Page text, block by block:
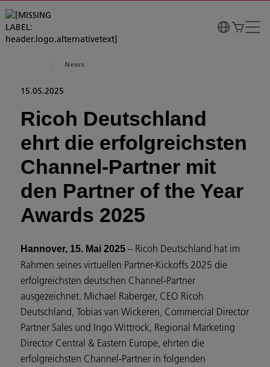
News
15.05.2025
Ricoh Deutschland
ehrt die erfolgreichsten
Channel-Partner mit
den Partner of the Year
Awards 2025
Hannover, 15. Mai 2025 – Ricoh Deutschland hat im
Rahmen seines virtuellen Partner-Kickoffs 2025 die
erfolgreichsten deutschen Channel-Partner
ausgezeichnet. Michael Raberger, CEO Ricoh
Deutschland, Tobias van Wickeren, Commercial Director
Partner Sales und Ingo Wittrock, Regional Marketing
Director Central & Eastern Europe, ehrten die
erfolgreichsten Channel-Partner in folgenden